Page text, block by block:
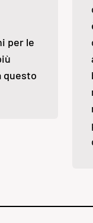
per le
questo